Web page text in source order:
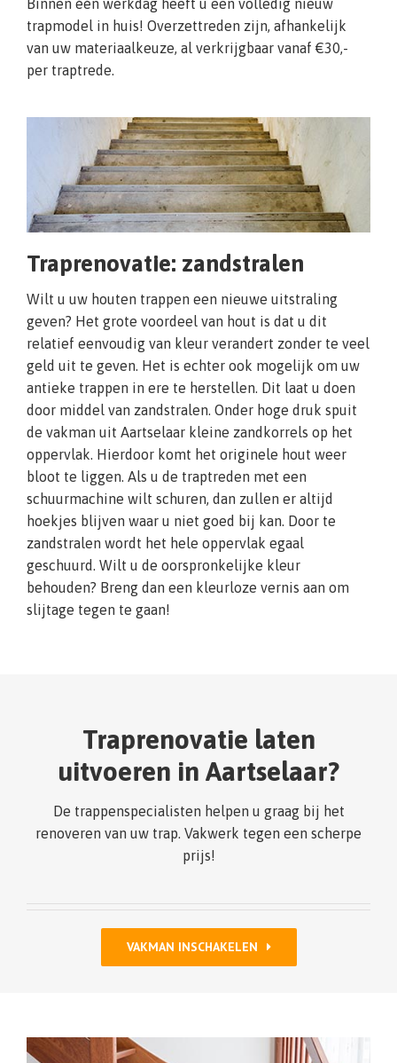
Binnen één werkdag heeft u een volledig nieuw
trapmodel in huis! Overzettreden zijn, afhankelijk
van uw materiaalkeuze, al verkrijgbaar vanaf €30,-
per traptrede.
Traprenovatie: zandstralen
Wilt u uw houten trappen een nieuwe uitstraling
geven? Het grote voordeel van hout is dat u dit
relatief eenvoudig van kleur verandert zonder te veel
geld uit te geven. Het is echter ook mogelijk om uw
antieke trappen in ere te herstellen. Dit laat u doen
door middel van zandstralen. Onder hoge druk spuit
de vakman uit Aartselaar kleine zandkorrels op het
oppervlak. Hierdoor komt het originele hout weer
bloot te liggen. Als u de traptreden met een
schuurmachine wilt schuren, dan zullen er altijd
hoekjes blijven waar u niet goed bij kan. Door te
zandstralen wordt het hele oppervlak egaal
geschuurd. Wilt u de oorspronkelijke kleur
behouden? Breng dan een kleurloze vernis aan om
slijtage tegen te gaan!
Traprenovatie laten
uitvoeren in Aartselaar?
De trappenspecialisten helpen u graag bij het
renoveren van uw trap. Vakwerk tegen een scherpe
prijs!
VAKMAN INSCHAKELEN